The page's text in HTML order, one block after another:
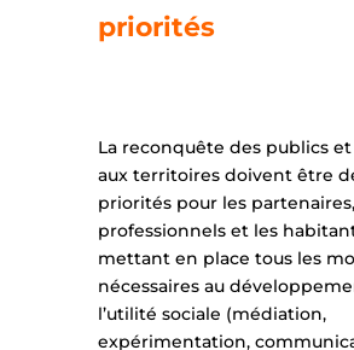
priorités
La reconquête des publics
aux territoires doivent être
priorités pour les
professionnels et les
mettant en place tous les
nécessaires au
l’utilité sociale (médiation,
expérimentation,